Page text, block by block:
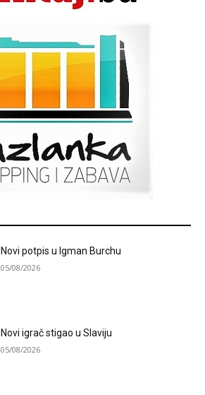
Novi potpis u Igman Burchu
05/08/2026
Novi igrač stigao u Slaviju
05/08/2026